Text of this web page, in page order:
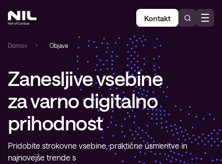
Kontakt
Domov Objave
Zanesljive vsebine
za varno digitalno
prihodnost
Pridobite strokovne vsebine, praktične usmeritve in
najnovejše trende s